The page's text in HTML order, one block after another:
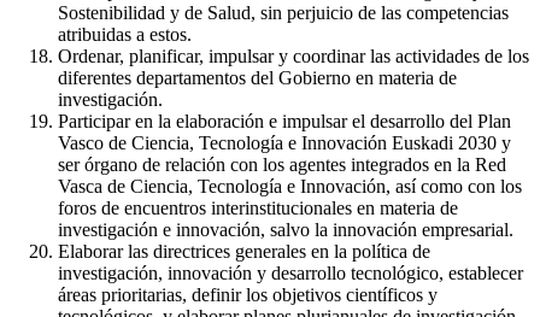
Sostenibilidad y de Salud, sin perjuicio de las competencias
atribuidas a estos.
Ordenar, planificar, impulsar y coordinar las actividades de los
diferentes departamentos del Gobierno en materia de
investigación.
Participar en la elaboración e impulsar el desarrollo del Plan
Vasco de Ciencia, Tecnología e Innovación Euskadi 2030 y
ser órgano de relación con los agentes integrados en la Red
Vasca de Ciencia, Tecnología e Innovación, así como con los
foros de encuentros interinstitucionales en materia de
investigación e innovación, salvo la innovación empresarial.
Elaborar las directrices generales en la política de
investigación, innovación y desarrollo tecnológico, establecer
áreas prioritarias, definir los objetivos científicos y